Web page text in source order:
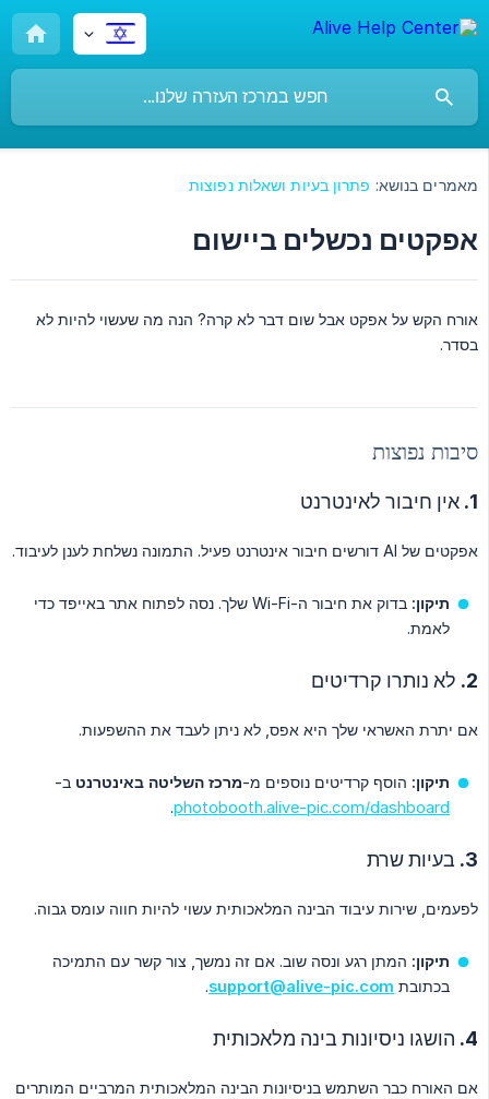
מאמרים בנושא: פתרון בעיות ושאלות נפוצות
אפקטים נכשלים ביישום
אורח הקש על אפקט אבל שום דבר לא קרה? הנה מה שעשוי להיות לא
בסדר.
סיבות נפוצות
1. אין חיבור לאינטרנט
אפקטים של AI דורשים חיבור אינטרנט פעיל. התמונה נשלחת לענן לעיבוד.
תיקון:
בדוק את חיבור ה-Wi-Fi שלך. נסה לפתוח אתר באייפד כדי
לאמת.
2. לא נותרו קרדיטים
אם יתרת האשראי שלך היא אפס, לא ניתן לעבד את ההשפעות.
תיקון: הוסף קרדיטים נוספים מ-מרכז השליטה באינטרנט ב-
photobooth.alive-pic.com/dashboard
.
3. בעיות שרת
לפעמים, שירות עיבוד הבינה המלאכותית עשוי להיות חווה עומס גבוה.
תיקון: המתן רגע ונסה שוב. אם זה נמשך, צור קשר עם התמיכה
בכתובת support@alive-pic.com
.
4. הושגו ניסיונות בינה מלאכותית
אם האורח כבר השתמש בניסיונות הבינה המלאכותית המרביים המותרים